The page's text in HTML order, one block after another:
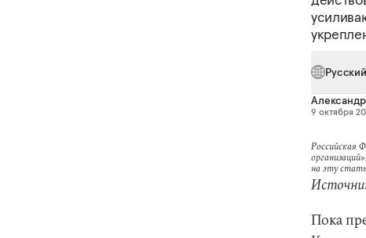
Русский
Александр
9 октября
Российская
на эту
Пока